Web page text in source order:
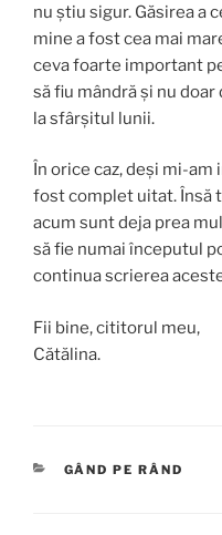
nu știu sigur. Găsirea a
mine a fost cea mai
ceva foarte important
să fiu mândră și nu
la sfârșitul lunii.
În orice caz, deși mi-
fost complet uitat. Însă
acum sunt deja prea
să fie numai începutul
continua scrierea
Fii bine, cititorul meu,
Cătălina.
CATEGORII
GÂND PE RÂND